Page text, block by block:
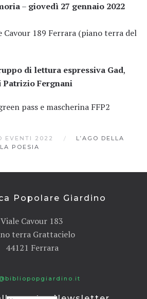
– giovedì 27 gennaio 2022
Cavour 189 Ferrara (piano terra del
di lettura espressiva Gad,
Patrizio Fergnani
pass e mascherina FFP2
EVENTI 2022
L’AGO DELLA
POESIA
Popolare Giardino
Viale Cavour 183
terra Grattacielo
44121 Ferrara